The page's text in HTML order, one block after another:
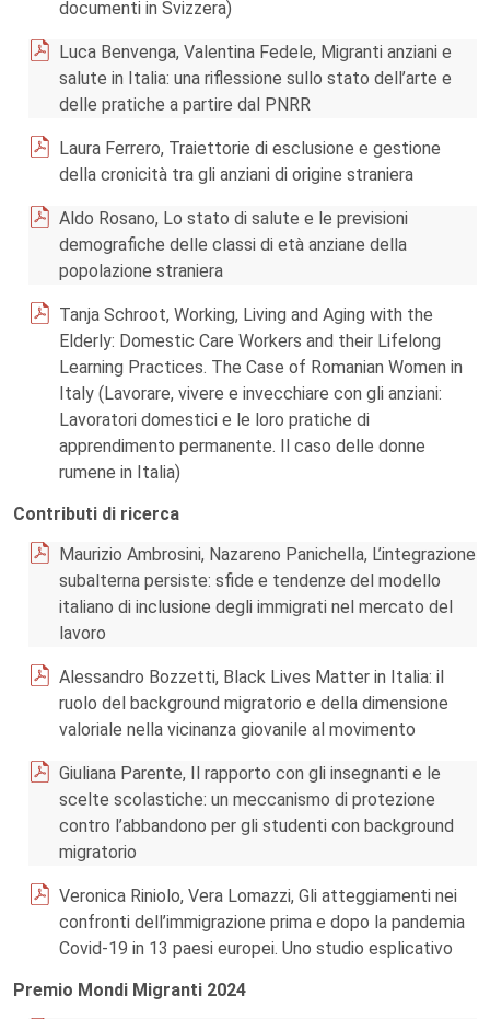
documenti in Svizzera)
Luca Benvenga, Valentina Fedele, Migranti anziani e
salute in Italia: una riflessione sullo stato dell’arte e
delle pratiche a partire dal PNRR
Laura Ferrero, Traiettorie di esclusione e gestione
della cronicità tra gli anziani di origine straniera
Aldo Rosano, Lo stato di salute e le previsioni
demografiche delle classi di età anziane della
popolazione straniera
Tanja Schroot, Working, Living and Aging with the
Elderly: Domestic Care Workers and their Lifelong
Learning Practices. The Case of Romanian Women in
Italy (Lavorare, vivere e invecchiare con gli anziani:
Lavoratori domestici e le loro pratiche di
apprendimento permanente. Il caso delle donne
rumene in Italia)
Contributi di ricerca
Maurizio Ambrosini, Nazareno Panichella, L’integrazione
subalterna persiste: sfide e tendenze del modello
italiano di inclusione degli immigrati nel mercato del
lavoro
Alessandro Bozzetti, Black Lives Matter in Italia: il
ruolo del background migratorio e della dimensione
valoriale nella vicinanza giovanile al movimento
Giuliana Parente, Il rapporto con gli insegnanti e le
scelte scolastiche: un meccanismo di protezione
contro l’abbandono per gli studenti con background
migratorio
Veronica Riniolo, Vera Lomazzi, Gli atteggiamenti nei
confronti dell’immigrazione prima e dopo la pandemia
Covid-19 in 13 paesi europei. Uno studio esplicativo
Premio Mondi Migranti 2024